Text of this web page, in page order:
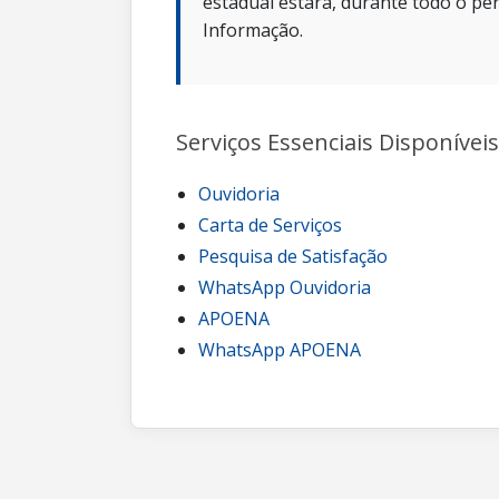
Informação.
Serviços Essenciais
Ouvidoria
Carta de Serviços
Pesquisa de Satisfação
WhatsApp Ouvidoria
APOENA
WhatsApp APOENA